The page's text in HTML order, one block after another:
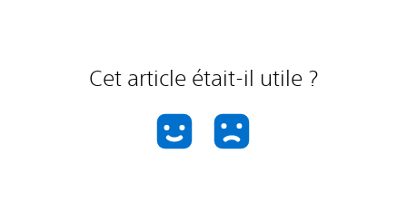
Cet article était-il utile ?